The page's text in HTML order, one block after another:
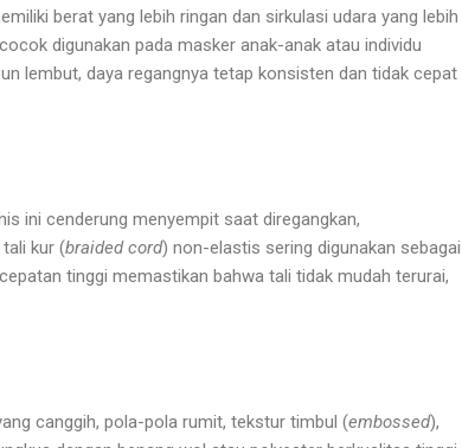
berat yang lebih ringan dan sirkulasi udara yang lebih
digunakan pada masker anak-anak atau individu
lembut, daya regangnya tetap konsisten dan tidak cepat
ini cenderung menyempit saat diregangkan,
kur (braided cord) non-elastis sering digunakan sebagai
tinggi memastikan bahwa tali tidak mudah terurai,
canggih, pola-pola rumit, tekstur timbul (embossed),